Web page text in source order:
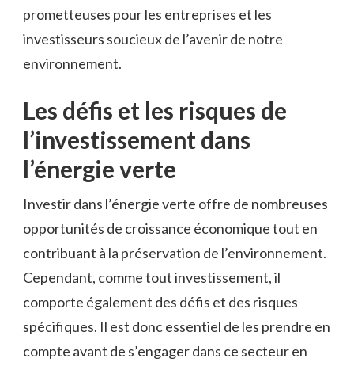
‍prometteuses pour ​les⁣ entreprises et les
investisseurs soucieux de ‍l’avenir de notre
environnement.
Les défis et les risques‌ de
⁢l’investissement ⁤dans​
l’énergie verte
Investir dans l’énergie verte offre de nombreuses
‌opportunités de ‌croissance​ économique tout en
contribuant ⁣à la​ préservation de l’environnement.
Cependant, comme tout ​investissement, il
⁤comporte également des défis et des risques
spécifiques. Il est donc essentiel de les ⁤prendre en
compte avant de s’engager dans ce secteur ⁢en